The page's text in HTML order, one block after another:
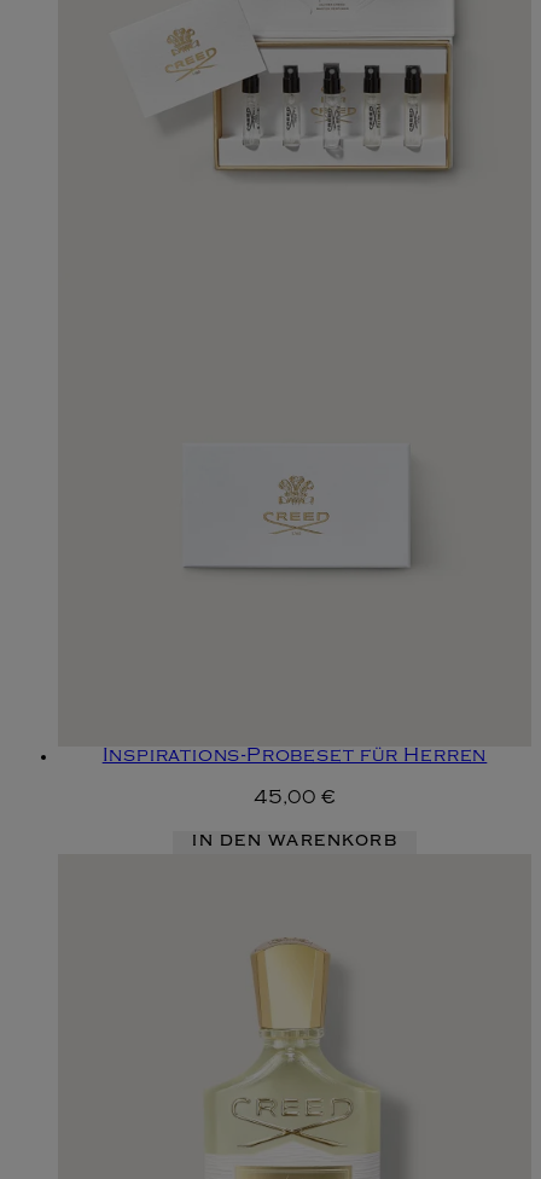
Inspirations-Probeset für Herren
45,00 €
IN DEN WARENKORB